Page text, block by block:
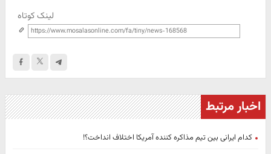
لینک کوتاه
اخبار مرتبط
کدام ایرانی بین تیم مذاکره کننده آمریکا اختلاف انداخت؟!